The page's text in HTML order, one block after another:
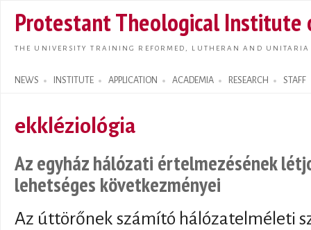
main
Protestant Theological Institute
THE UNIVERSITY TRAINING REFORMED, LUTHERAN AND
NEWS INSTITUTE APPLICATION ACADEMIA RESEARCH STAFF
Search form
ekkléziológia
Az egyház hálózati értelmezésének
lehetséges következményei
Az úttörőnek számító hálózatelméleti